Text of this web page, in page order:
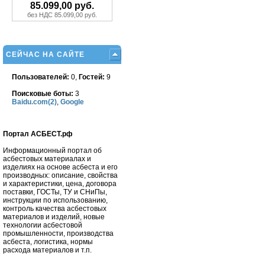
85.099,00 руб.
без НДС 85.099,00 руб.
СЕЙЧАС НА САЙТЕ
Пользователей: 0, Гостей: 9
Поисковые боты: 3
Baidu.com(2), Google
Портал АСБЕСТ.рф
Информационный портал об
асбестовых материалах и
изделиях на основе асбеста и его
производных: описание, свойства
и характеристики, цена, договора
поставки, ГОСТы, ТУ и СНиПы,
инструкции по использованию,
контроль качества асбестовых
материалов и изделий, новые
технологии асбестовой
промышленности, производства
асбеста, логистика, нормы
расхода материалов и т.п.